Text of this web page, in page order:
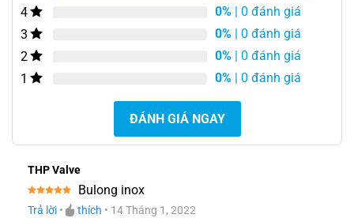
4
0% | 0 đánh giá
3
0% | 0 đánh giá
2
0% | 0 đánh giá
1
0% | 0 đánh giá
ĐÁNH GIÁ NGAY
THP Valve
Được xếp
hạng5 5
Bulong inox
Trả lời • thích • 14 Tháng 1, 2022